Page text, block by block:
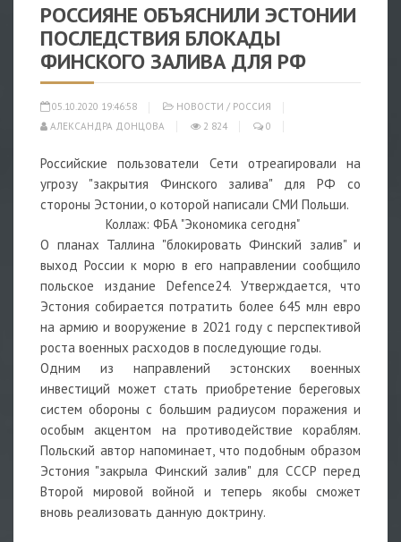
РОССИЯНЕ ОБЪЯСНИЛИ ЭСТОНИИ
ПОСЛЕДСТВИЯ БЛОКАДЫ
ФИНСКОГО ЗАЛИВА ДЛЯ РФ
05.10.2020 19:46:58 НОВОСТИ / РОССИЯ
АЛЕКСАНДРА ДОНЦОВА
2 824 0
Российские пользователи Сети отреагировали на
угрозу "закрытия Финского залива" для РФ со
стороны Эстонии, о которой написали СМИ Польши.
Коллаж: ФБА "Экономика сегодня"
О планах Таллина "блокировать Финский залив" и
выход России к морю в его направлении сообщило
польское издание Defence24. Утверждается, что
Эстония собирается потратить более 645 млн евро
на армию и вооружение в 2021 году с перспективой
роста военных расходов в последующие годы.
Одним из направлений эстонских военных
инвестиций может стать приобретение береговых
систем обороны с большим радиусом поражения и
особым акцентом на противодействие кораблям.
Польский автор напоминает, что подобным образом
Эстония "закрыла Финский залив" для СССР перед
Второй мировой войной и теперь якобы сможет
вновь реализовать данную доктрину.